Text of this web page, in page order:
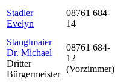
Stadler
Evelyn
08761 684-
14
Stanglmaier
Dr. Michael
Dritter
Bürgermeister
08761 684-
12
(Vorzimmer)